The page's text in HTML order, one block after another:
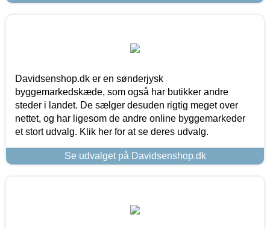
Davidsenshop.dk er en sønderjysk
byggemarkedskæde, som også har butikker andre
steder i landet. De sælger desuden rigtig meget over
nettet, og har ligesom de andre online byggemarkeder
et stort udvalg. Klik her for at se deres udvalg.
Se udvalget på Davidsenshop.dk